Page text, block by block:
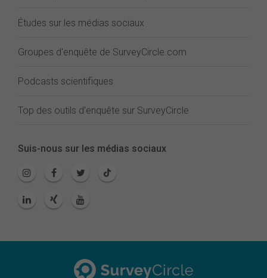
Études sur les médias sociaux
Groupes d'enquête de SurveyCircle.com
Podcasts scientifiques
Top des outils d'enquête sur SurveyCircle
Suis-nous sur les médias sociaux